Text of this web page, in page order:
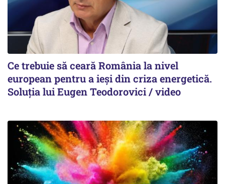
Ce trebuie să ceară România la nivel
european pentru a ieși din criza energetică.
Soluția lui Eugen Teodorovici / video